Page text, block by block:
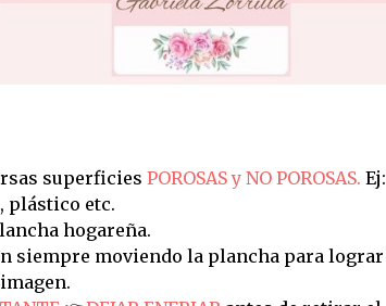
superficies POROSAS y NO POROSAS. Ej:
plástico etc.
hogareña.
siempre moviendo la plancha para lograr